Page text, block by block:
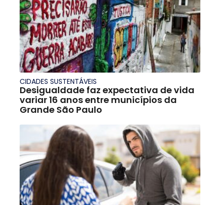
CIDADES SUSTENTÁVEIS
Desigualdade faz expectativa de vida
variar 16 anos entre municípios da
Grande São Paulo